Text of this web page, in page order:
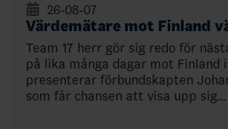
Värdemätare mot Finland
26-08-07
Team 17 herr gör sig redo för
på lika många dagar mot Finland
presenterar förbundskapten
som får chansen att visa upp sig…